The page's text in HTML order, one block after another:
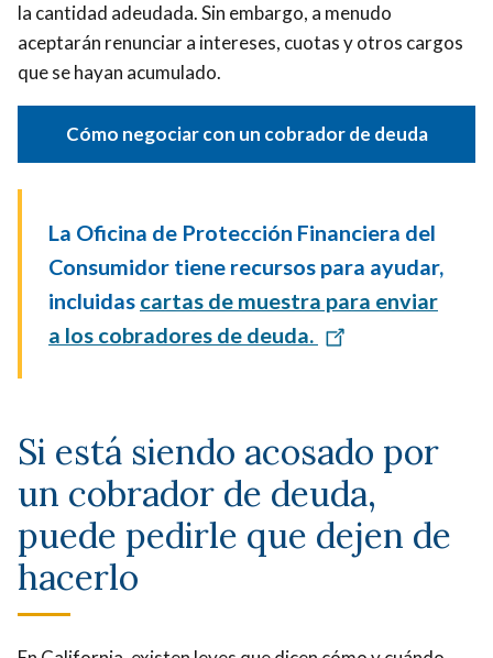
la cantidad adeudada. Sin embargo, a menudo
aceptarán renunciar a intereses, cuotas y otros cargos
que se hayan acumulado.
Cómo negociar con un cobrador de deuda
La Oficina de Protección Financiera del
Consumidor tiene recursos para ayudar,
incluidas cartas de muestra para enviar
a los cobradores de deuda.
Si está siendo acosado por
un cobrador de deuda,
puede pedirle que dejen de
hacerlo